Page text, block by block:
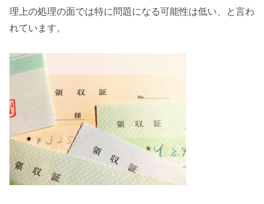
理上の処理の面では特に問題になる可能性は低い 、と言わ
れています。